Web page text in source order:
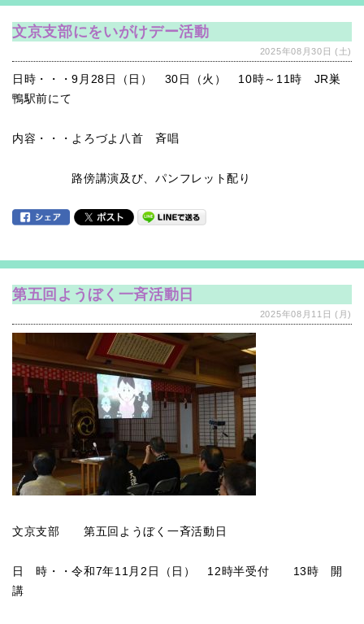
文京支部にをいがけデー活動
2025年08月30日 (土)
日時・・・9月28日（日） 30日（火） 10時～11時 JR巣
鴨駅前にて
内容・・・よろづよ八首 斉唱
路傍講演及び、パンフレット配り
第五回ようぼく一斉活動日
2025年08月11日 (月)
文京支部 第五回ようぼく一斉活動日
日 時・・令和7年11月2日（日） 12時半受付 13時 開
講